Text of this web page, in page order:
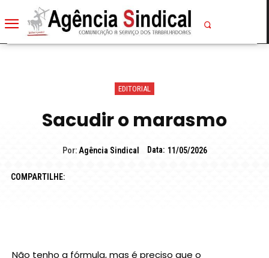
EDITORIAL
Sacudir o marasmo
Por: Agência Sindical Data: 11/05/2026
COMPARTILHE:
Não tenho a fórmula, mas é preciso que o